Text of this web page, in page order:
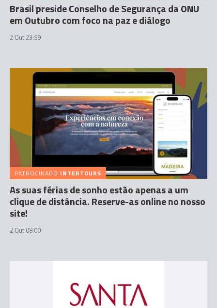
Brasil preside Conselho de Segurança da ONU
em Outubro com foco na paz e diálogo
2 Out 23:59
PATROCINADO INTERTOURS
As suas férias de sonho estão apenas a um
clique de distância. Reserve-as online no nosso
site!
2 Out 08:00